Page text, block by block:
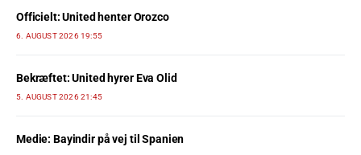
Officielt: United henter Orozco
6. AUGUST 2026 19:55
Bekræftet: United hyrer Eva Olid
5. AUGUST 2026 21:45
Medie: Bayindir på vej til Spanien